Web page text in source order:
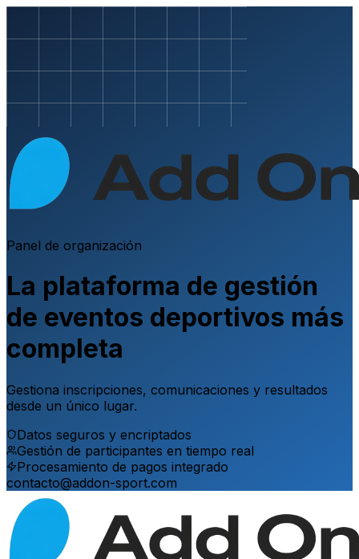
Panel de organización
La plataforma de gestión
de eventos deportivos más
completa
Gestiona inscripciones, comunicaciones y resultados
desde un único lugar.
Datos seguros y encriptados
Gestión de participantes en tiempo real
Procesamiento de pagos integrado
contacto@addon-sport.com